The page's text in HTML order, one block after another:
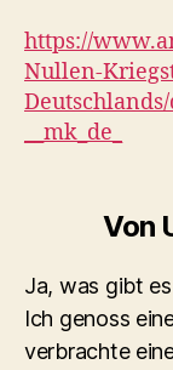
https://
Nullen-
Deutschlands/
__mk_de_
Von
Ja, was gibt
Ich genoss
verbrachte